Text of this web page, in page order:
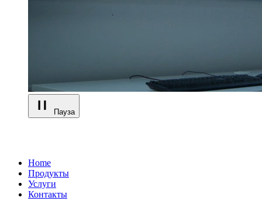
Пауза
Home
Продукты
Услуги
Контакты